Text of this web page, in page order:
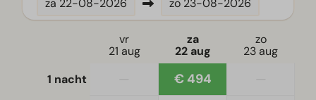
Eenpersoonsbed(den): 4
Eenpersoonsdekbedden en kussens
Slaapkamer(s) beneden: 2
za 22-08-2026 zo 23-08-2026
vr
21 aug
za
22 aug
zo
23 aug
1 nacht
€ 494